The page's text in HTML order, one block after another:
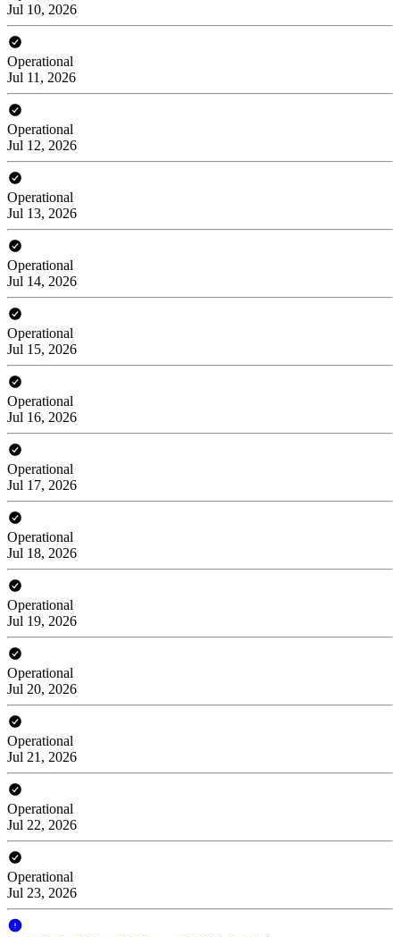
Jul 10, 2026
Operational
Jul 11, 2026
Operational
Jul 12, 2026
Operational
Jul 13, 2026
Operational
Jul 14, 2026
Operational
Jul 15, 2026
Operational
Jul 16, 2026
Operational
Jul 17, 2026
Operational
Jul 18, 2026
Operational
Jul 19, 2026
Operational
Jul 20, 2026
Operational
Jul 21, 2026
Operational
Jul 22, 2026
Operational
Jul 23, 2026